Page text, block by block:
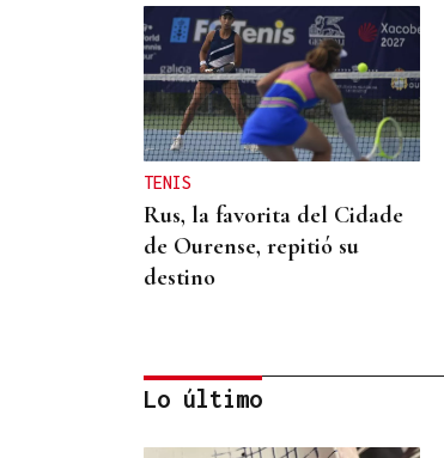
TENIS
Rus, la favorita del Cidade
de Ourense, repitió su
destino
Lo último